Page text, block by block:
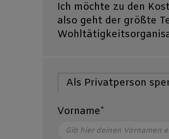
Ich möchte zu den
also geht der größte
Als Privatperson
Vorname*